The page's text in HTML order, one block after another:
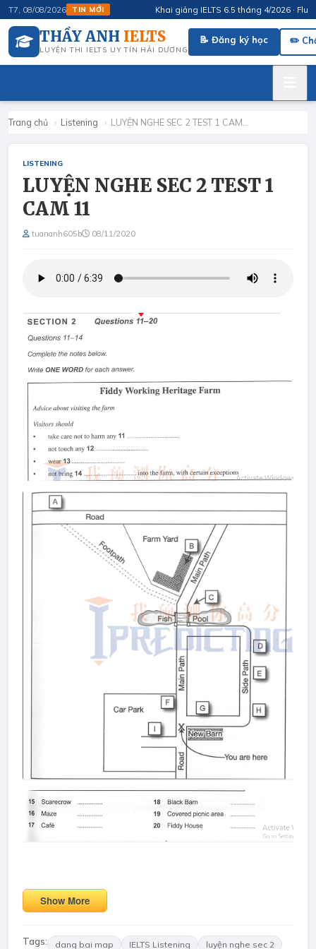
T7, 08/08/2026 TIN MỚI Khai giảng IELTS 6.5 tháng 4/2026 ·
THẦY ANH IELTS
LUYỆN THI IELTS UY TÍN HẢI DƯƠNG
📝 Đăng ký học ✏️
Trang chủ › Listening › LUYỆN NGHE SEC 2 TEST 1 CAM…
LISTENING
LUYỆN NGHE SEC 2 TEST 1
CAM 11
tuananh605b 08/11/2020
Show More
Tags: dang bai map IELTS Listening
luyện nghe sec 2